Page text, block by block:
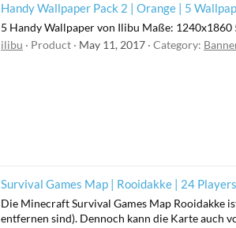
Handy Wallpaper Pack 2 | Orange | 5
5 Handy Wallpaper von Ilibu Maße:
ilibu
Product May 11, 2017 Category:
Survival Games Map | Rooidakke | 24
Die Minecraft Survival Games Map Rooidakke
entfernen sind). Dennoch kann die Karte auch